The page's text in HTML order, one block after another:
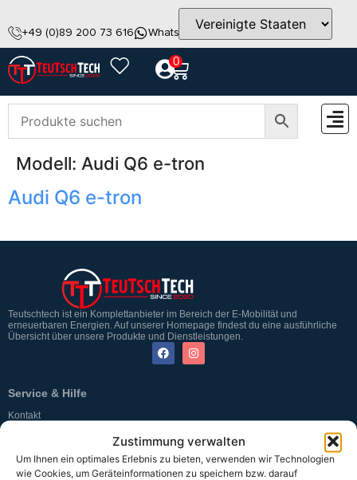
Zustimmung verwalten
Um Ihnen ein optimales Erlebnis zu bieten, verwenden wir Technologien
wie Cookies, um Geräteinformationen zu speichern bzw. darauf
+49 (0)89 200 73 616 WhatsApp info@teutschtech.com
0
Modell: Audi Q6 e-tron
Audi Q6 e-tron
Teutschtech ist ein Komplettanbieter im Bereich der E-Mobilität und
erneuerbaren Energien. Auf unserer Homepage findest du eine ausführliche
Übersicht über unsere Produkte und Dienstleistungen.
Service & Hilfe
Kontakt
Rücknahmen & Gewährleistung